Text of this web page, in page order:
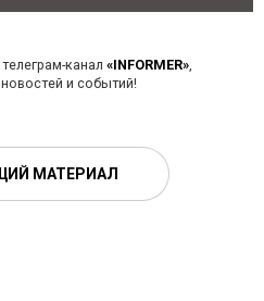
канал «INFORMER»,
и событий!
МАТЕРИАЛ